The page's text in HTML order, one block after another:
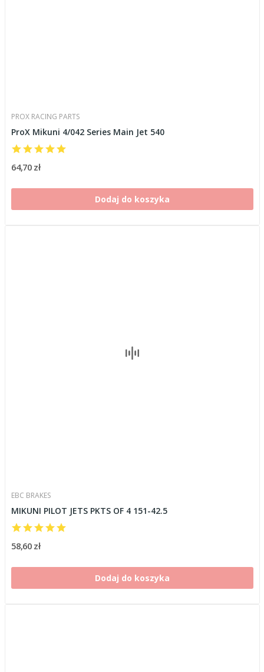
PROX RACING PARTS
ProX Mikuni 4/042 Series Main Jet 540
64,70 zł
Dodaj do koszyka
EBC BRAKES
MIKUNI PILOT JETS PKTS OF 4 151-42.5
58,60 zł
Dodaj do koszyka